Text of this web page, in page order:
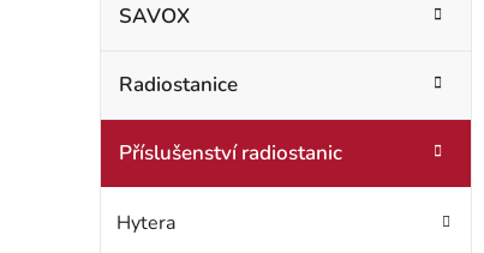
r
a
n
r
e
SAVOX
Radiostanice
Příslušenství radiostanic
Hytera